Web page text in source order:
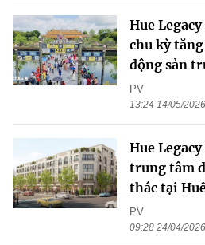
Hue
chu kỳ
động sản
PV
13:24 14/05/2026
Hue
trung tâm
thác tại
PV
09:28 24/04/2026